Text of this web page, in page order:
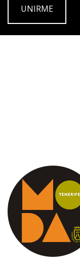
UNIRME